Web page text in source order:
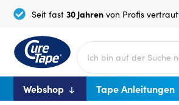
Seit fast 30 Jahren von Profis vertraut
Webshop Tape Anleitungen